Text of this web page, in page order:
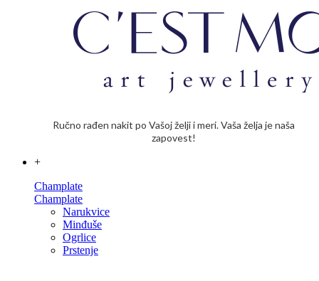
Ručno rađen nakit po Vašoj želji i meri. Vaša želja je naša
zapovest!
+
Champlate
Champlate
Narukvice
Minđuše
Ogrlice
Prstenje